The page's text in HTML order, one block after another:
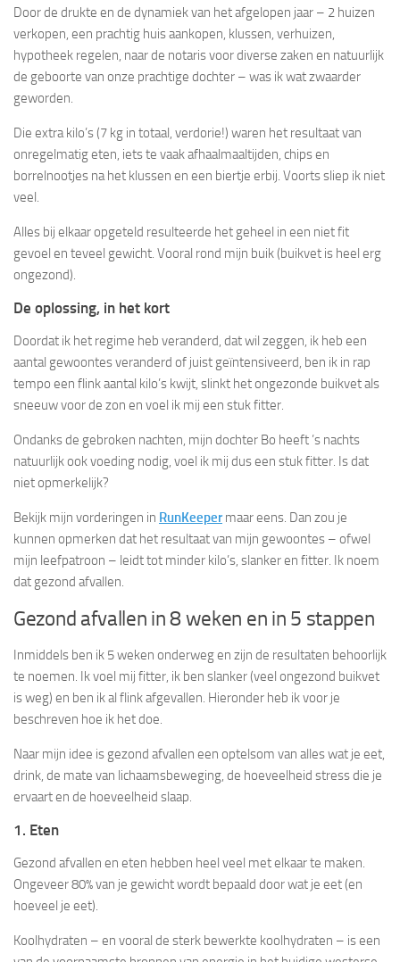
Door de drukte en de dynamiek van het afgelopen jaar – 2 huizen
verkopen, een prachtig huis aankopen, klussen, verhuizen,
hypotheek regelen, naar de notaris voor diverse zaken en natuurlijk
de geboorte van onze prachtige dochter – was ik wat zwaarder
geworden.
Die extra kilo’s (7 kg in totaal, verdorie!) waren het resultaat van
onregelmatig eten, iets te vaak afhaalmaaltijden, chips en
borrelnootjes na het klussen en een biertje erbij. Voorts sliep ik niet
veel.
Alles bij elkaar opgeteld resulteerde het geheel in een niet fit
gevoel en teveel gewicht. Vooral rond mijn buik (buikvet is heel erg
ongezond).
De oplossing, in het kort
Doordat ik het regime heb veranderd, dat wil zeggen, ik heb een
aantal gewoontes veranderd of juist geïntensiveerd, ben ik in rap
tempo een flink aantal kilo’s kwijt, slinkt het ongezonde buikvet als
sneeuw voor de zon en voel ik mij een stuk fitter.
Ondanks de gebroken nachten, mijn dochter Bo heeft ’s nachts
natuurlijk ook voeding nodig, voel ik mij dus een stuk fitter. Is dat
niet opmerkelijk?
Bekijk mijn vorderingen in RunKeepermaar eens. Dan zou je
kunnen opmerken dat het resultaat van mijn gewoontes – ofwel
mijn leefpatroon – leidt tot minder kilo’s, slanker en fitter. Ik noem
dat gezond afvallen.
Gezond afvallen in 8 weken en in 5 stappen
Inmiddels ben ik 5 weken onderweg en zijn de resultaten behoorlijk
te noemen. Ik voel mij fitter, ik ben slanker (veel ongezond buikvet
is weg) en ben ik al flink afgevallen. Hieronder heb ik voor je
beschreven hoe ik het doe.
Naar mijn idee is gezond afvallen een optelsom van alles wat je eet,
drink, de mate van lichaamsbeweging, de hoeveelheid stress die je
ervaart en de hoeveelheid slaap.
1. Eten
Gezond afvallen en eten hebben heel veel met elkaar te maken.
Ongeveer 80% van je gewicht wordt bepaald door wat je eet (en
hoeveel je eet).
Koolhydraten – en vooral de sterk bewerkte koolhydraten – is een